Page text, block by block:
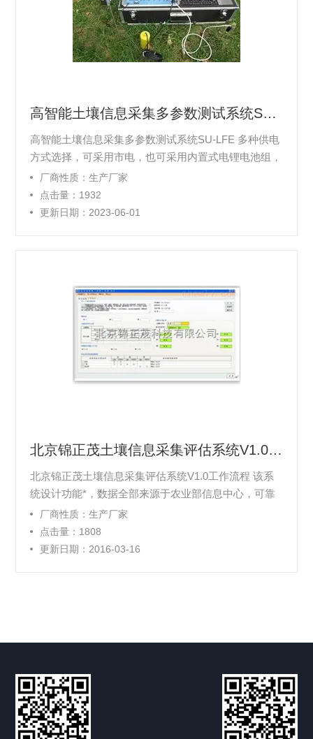
高智能土壤信息采集多参数测试系统SU-LFE
高智能土壤信息采集多参数测试系统SU-LFE 多种供电
方式选择，可采用市电，也可采用内置式电锂电池组，
可以采用太阳能，也可以其他任意直流电源，视客户不
同需求选配。 传感器：水分传感器、高精度温度传感
器、GPS 传感器、电导电极、PH 电极、紧实度传感
厂商性质：生产厂家
点击量：1932
更新日期：2023-06-01
北京锦正茂土壤信息采集评估系统V1.0工作流程
北京锦正茂土壤信息采集评估系统V1.0工作流程 该系
统设计功能*，数据全部来源于农业部信息中心，可靠
度高。可对土壤中的氮、磷、钾、有机质、酸碱度、含
盐量、微量元素和矿物质（铁、锰、铜、锌、硼、钼）
等数据进行数据采集，具有硬件加密配置功能（避免人
厂商性质：生产厂家
点击量：1808
更新日期：2016-03-16